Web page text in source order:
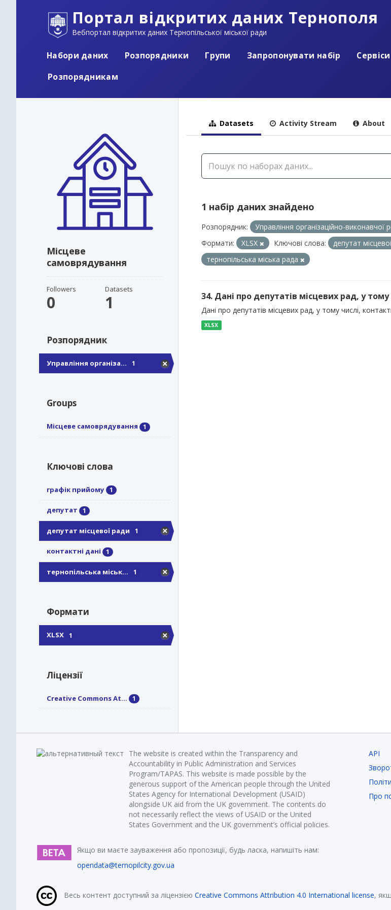
Портал відкритих даних Тернополя
Вебпортал відкритих даних Тернопільської міської ради
Набори даних Розпорядники Групи Запропонувати набір Сервіси
Розпорядникам
Місцеве
самоврядування
Followers
0
Datasets
1
Розпорядник
Управління організа... 1
Groups
Місцеве самоврядування 1
Ключові слова
графік прийому 1
депутат 1
депутат місцевої ради 1
контактні дані 1
тернопільська міськ... 1
Формати
XLSX 1
Ліцензії
Creative Commons At... 1
Datasets Activity Stream About
1 набір даних знайдено
Розпорядник:
Управління організаційно-виконавчої
Формати:
XLSX Ключові слова:
депутат
тернопільська міська рада
34. Дані про депутатів місцевих рад, у
Дані про депутатів місцевих рад, у тому числі,
XLSX
The website is created within the Transparency and
Accountability in Public Administration and Services
Program/TAPAS. This website is made possible by the
generous support of the American people through the United
States Agency for International Development (USAID)
alongside UK aid from the UK government. The contents do
not necessarily reflect the views of USAID or the United
States Government and the UK government’s official policies.
Якщо ви маєте зауваження або пропозиції, будь ласка, напишіть нам:
opendata@ternopilcity.gov.ua
API
Про
Весь контент доступний за ліцензією Creative Commons Attribution 4.0 International license,